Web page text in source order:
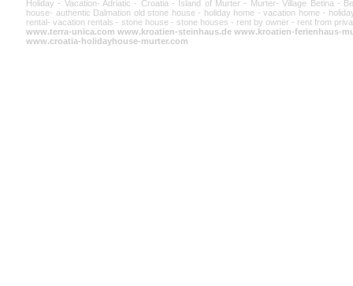
Holiday - Vacation- Adriatic - Croatia - Island of Murter - Murter- Village Betina -
house- authentic Dalmation old stone house - holiday home - vacation home -
rental- vacation rentals - stone house - stone houses - rent by owner - rent from
www.terra-unica.com www.kroatien-steinhaus.de www.kroatien-ferienhaus-
www.croatia-holidayhouse-murter.com